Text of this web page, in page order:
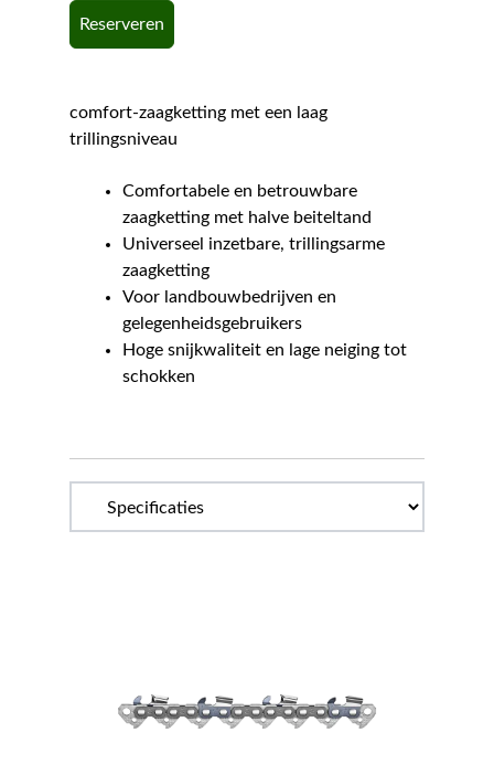
Reserveren
comfort-zaagketting met een laag
trillingsniveau
Comfortabele en betrouwbare
zaagketting met halve beiteltand
Universeel inzetbare, trillingsarme
zaagketting
Voor landbouwbedrijven en
gelegenheidsgebruikers
Hoge snijkwaliteit en lage neiging tot
schokken